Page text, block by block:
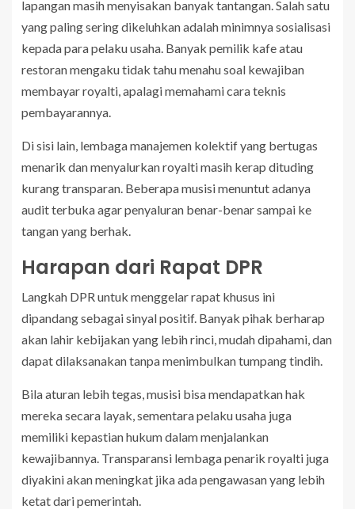
lapangan masih menyisakan banyak tantangan. Salah satu
yang paling sering dikeluhkan adalah minimnya sosialisasi
kepada para pelaku usaha. Banyak pemilik kafe atau
restoran mengaku tidak tahu menahu soal kewajiban
membayar royalti, apalagi memahami cara teknis
pembayarannya.
Di sisi lain, lembaga manajemen kolektif yang bertugas
menarik dan menyalurkan royalti masih kerap dituding
kurang transparan. Beberapa musisi menuntut adanya
audit terbuka agar penyaluran benar-benar sampai ke
tangan yang berhak.
Harapan dari Rapat DPR
Langkah DPR untuk menggelar rapat khusus ini
dipandang sebagai sinyal positif. Banyak pihak berharap
akan lahir kebijakan yang lebih rinci, mudah dipahami, dan
dapat dilaksanakan tanpa menimbulkan tumpang tindih.
Bila aturan lebih tegas, musisi bisa mendapatkan hak
mereka secara layak, sementara pelaku usaha juga
memiliki kepastian hukum dalam menjalankan
kewajibannya. Transparansi lembaga penarik royalti juga
diyakini akan meningkat jika ada pengawasan yang lebih
ketat dari pemerintah.